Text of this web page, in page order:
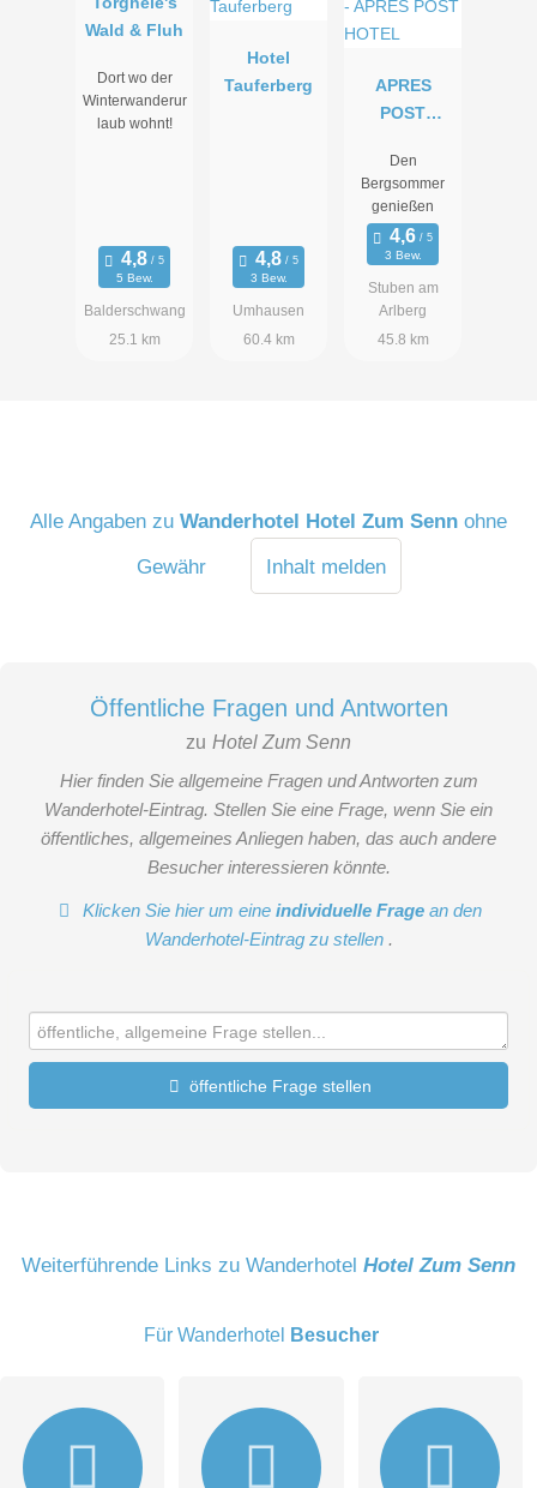
Wald & Fluh
Dort wo der
Winterwanderur
laub wohnt!
5 Bew.
Balderschwang
25.1 km
Hotel
Tauferberg
3 Bew.
Umhausen
60.4 km
APRES
POST
Den
Bergsommer
genießen
3 Bew.
Stuben am
Arlberg
45.8 km
Alle Angaben zuWanderhotel Hotel Zum Senn ohne
Gewähr
Inhalt melden
Öffentliche Fragen und Antworten
zu Hotel Zum Senn
Hier finden Sie allgemeine Fragen und Antworten zum
Wanderhotel-Eintrag. Stellen Sie eine Frage, wenn Sie ein
öffentliches, allgemeines Anliegen haben, das auch andere
Besucher interessieren könnte.
Klicken Sie hier um eineindividuelle Frage an den
Wanderhotel-Eintrag zu stellen .
öffentliche Frage stellen
E-Mail-Adresse (wird nicht veröffentlicht)
Weiterführende Links zu Wanderhotel Hotel Zum Senn
Für Wanderhotel Besucher